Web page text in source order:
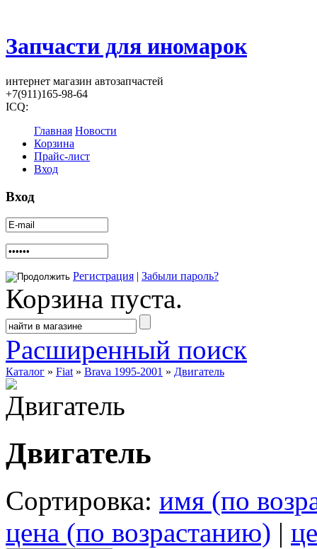
Запчасти для иномарок
интернет магазин автозапчастей
+7(911)165-98-64
ICQ:
Главная Новости
Корзина
Прайс-лист
Вход
Вход
Регистрация | Забыли пароль?
Корзина пуста.
Расширенный поиск
Каталог » Fiat » Brava 1995-2001 » Двигатель
Двигатель
Сортировка: имя (по
цена (по возрастанию) |